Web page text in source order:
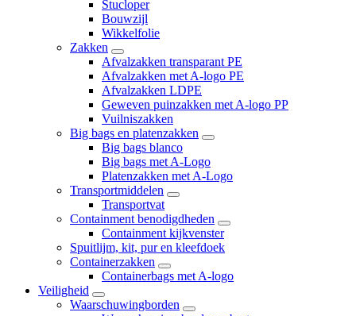
Stucloper
Bouwzijl
Wikkelfolie
Zakken
Afvalzakken transparant PE
Afvalzakken met A-logo PE
Afvalzakken LDPE
Geweven puinzakken met A-logo PP
Vuilniszakken
Big bags en platenzakken
Big bags blanco
Big bags met A-Logo
Platenzakken met A-Logo
Transportmiddelen
Transportvat
Containment benodigdheden
Containment kijkvenster
Spuitlijm, kit, pur en kleefdoek
Containerzakken
Containerbags met A-logo
Veiligheid
Waarschuwingborden